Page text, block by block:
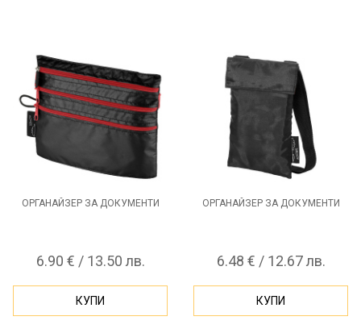
ОРГАНАЙЗЕР ЗА ДОКУМЕНТИ
6.90 € / 13.50 лв.
КУПИ
ОРГАНАЙЗЕР ЗА ДОКУМЕНТИ
6.48 € / 12.67 лв.
КУПИ